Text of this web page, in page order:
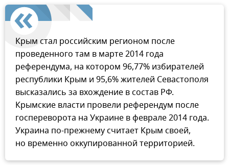
Крым стал российским регионом после
проведенного там в марте 2014 года
референдума, на котором 96,77% избирателей
республики Крым и 95,6% жителей Севастополя
высказались за вхождение в состав РФ.
Крымские власти провели референдум после
госпереворота на Украине в феврале 2014 года.
Украина по-прежнему считает Крым своей,
но временно оккупированной территорией.